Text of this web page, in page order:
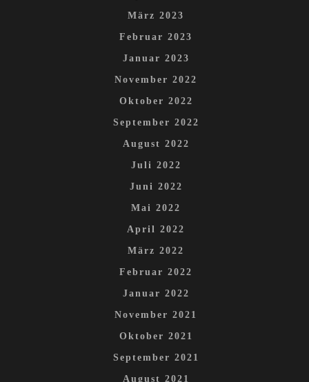
März 2023
Februar 2023
Januar 2023
November 2022
Oktober 2022
September 2022
August 2022
Juli 2022
Juni 2022
Mai 2022
April 2022
März 2022
Februar 2022
Januar 2022
November 2021
Oktober 2021
September 2021
August 2021